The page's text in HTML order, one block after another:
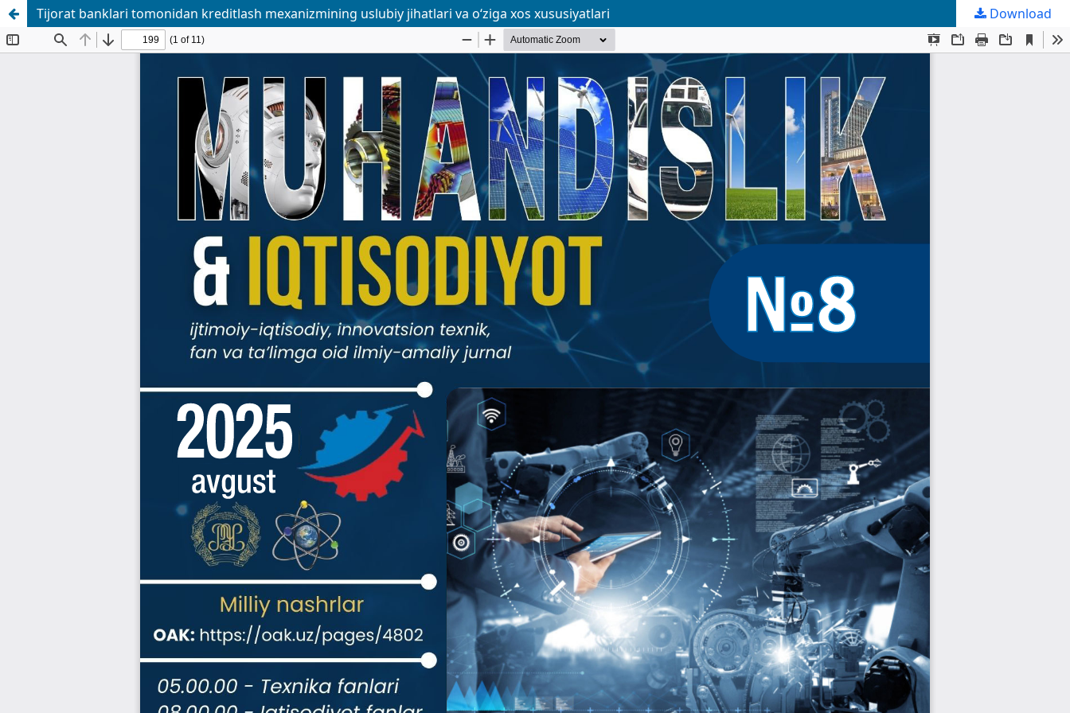
Tijоrаt bаnklаri tоmоnidаn krеditlаsh mехаnizmining uslubiy jihаtlаri va o‘zigа хоs хususiyаtlаri Download